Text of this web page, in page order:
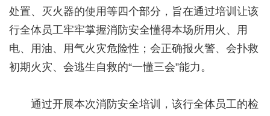
处置、灭火器的使用等四个部分，旨在通过培训让该
行全体员工牢牢掌握消防安全懂得本场所用火、用
电、用油、用气火灾危险性；会正确报火警、会扑救
初期火灾、会逃生自救的“一懂三会”能力。
通过开展本次消防安全培训，该行全体员工的检